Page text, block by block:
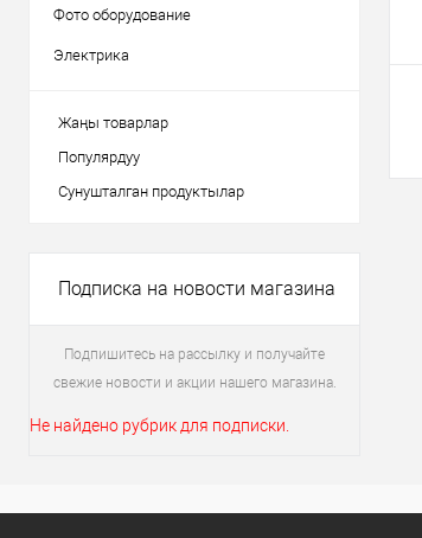
Фото оборудование
Электрика
Жаңы товарлар
Популярдуу
Сунушталган продуктылар
Подписка на новости магазина
Подпишитесь на рассылку и получайте
свежие новости и акции нашего магазина.
Не найдено рубрик для подписки.